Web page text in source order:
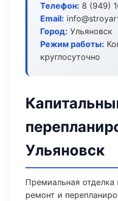
Телефон: 8 (949)
Email:
Город: Ульяновск
Режим работы:
круглосуточно
Ульяновск
Премиальная отделка
ремонт и